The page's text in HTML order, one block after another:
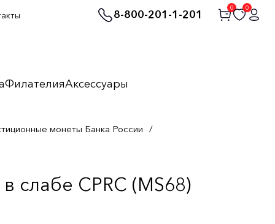
8-800-201-1-201
0 0
ФилателияАксессуары
монеты Банка России /
CPRC (MS68)